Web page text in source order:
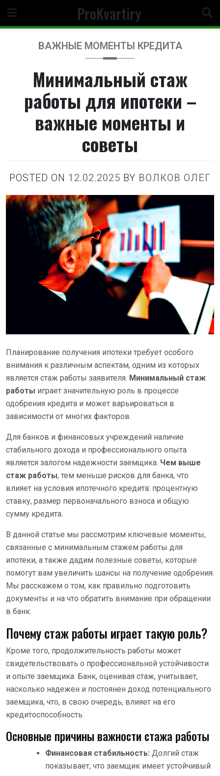
содержимому
ProKvartiry
ВАЖНЫЕ МОМЕНТЫ КРЕДИТА
Минимальный стаж
работы для ипотеки –
важные моменты и
советы
POSTED ON 12.02.2025 BY ВОЛКОВ ОЛЕГ
Планирование получения ипотеки требует особого
внимания к различным аспектам, одним из которых
является стаж работы заявителя. Минимальный стаж
работы играет значительную роль в процессе
одобрения кредита и может варьироваться в
зависимости от многих факторов.
Для банков и финансовых учреждений наличие
стабильного дохода и профессионального опыта
является залогом надежности заемщика. Чем выше
стаж работы, тем меньше рисков для банка, что
влияет на условия ипотечного кредита: процентную
ставку, размер первоначального взноса и общую
сумму кредита.
В данной статье мы рассмотрим ключевые моменты,
связанные с минимальным стажем работы для
ипотеки, а также дадим полезные советы, которые
помогут вам увеличить шансы на получение одобрения.
Мы расскажем о том, как правильно подготовить
документы и на что обратить внимание при обращении
в банк.
Почему стаж работы играет такую роль?
Кроме того, продолжительность работы может
свидетельствовать о профессиональной устойчивости
и опыте заемщика. Банк, оценивая стаж, учитывает,
насколько надежен и постоянен доход потенциального
заемщика, что, в свою очередь, влияет на его
кредитоспособность.
Основные причины важности стажа работы
Финансовая стабильность: Долгий стаж
показывает, что заемщик имеет устойчивый